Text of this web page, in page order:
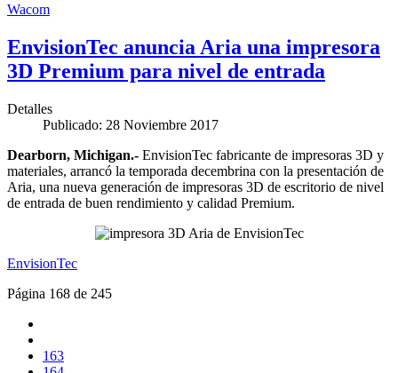
Wacom
EnvisionTec anuncia Aria una impresora
3D Premium para nivel de entrada
Detalles
Publicado: 28 Noviembre 2017
Dearborn, Michigan.- EnvisionTec fabricante de impresoras 3D y
materiales, arrancó la temporada decembrina con la presentación de
Aria, una nueva generación de impresoras 3D de escritorio de nivel
de entrada de buen rendimiento y calidad Premium.
EnvisionTec
Página 168 de 245
163